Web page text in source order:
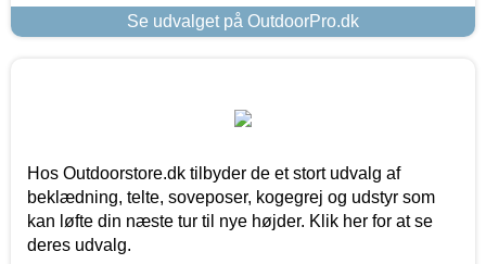
Se udvalget på OutdoorPro.dk
Hos Outdoorstore.dk tilbyder de et stort udvalg af
beklædning, telte, soveposer, kogegrej og udstyr som
kan løfte din næste tur til nye højder. Klik her for at se
deres udvalg.